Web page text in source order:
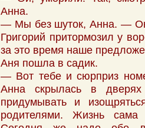
Анна.
— Мы без шуток, Анна. —
Григорий притормозил у
за это время наше
Аня пошла в садик.
— Вот тебе и сюрприз
Анна скрылась в
придумывать и
родителями. Жизнь сама